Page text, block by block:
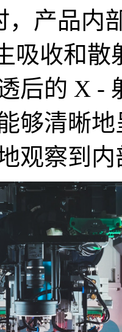
，产品内
吸收和
后的 X -
够清晰
观察到